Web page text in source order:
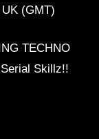
UK (GMT)
TECHNO
Skillz!!